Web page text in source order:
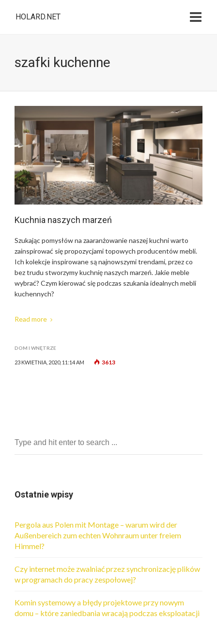
HOLARD.NET
szafki kuchenne
Kuchnia naszych marzeń
Szukając pomysłów na zaaranżowanie naszej kuchni warto
zainspirować się propozycjami topowych producentów mebli.
Ich kolekcje inspirowane są najnowszymi trendami, przez co
bez trudu stworzymy kuchnię naszych marzeń. Jakie meble
wybrać? Czym kierować się podczas szukania idealnych mebli
kuchennych?
Read more
DOM I WNĘTRZE
23 KWIETNIA, 2020, 11:14 AM 3613
Ostatnie wpisy
Pergola aus Polen mit Montage – warum wird der
Außenbereich zum echten Wohnraum unter freiem
Himmel?
Czy internet może zwalniać przez synchronizację plików
w programach do pracy zespołowej?
Komin systemowy a błędy projektowe przy nowym
domu – które zaniedbania wracają podczas eksploatacji